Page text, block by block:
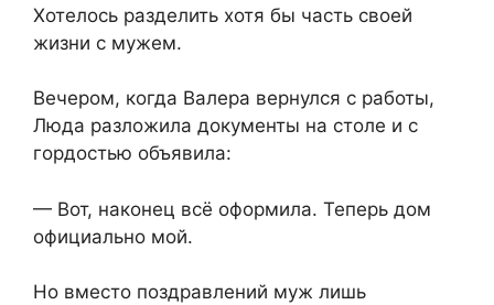
Хотелось разделить хотя бы часть своей
жизни с мужем.
Вечером, когда Валера вернулся с работы,
Люда разложила документы на столе и с
гордостью объявила:
— Вот, наконец всё оформила. Теперь дом
официально мой.
Но вместо поздравлений муж лишь